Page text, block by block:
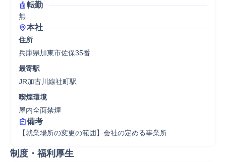
転勤
無
本社
住所
兵庫県加東市佐保35番
最寄駅
JR加古川線社町駅
喫煙環境
屋内全面禁煙
備考
【就業場所の変更の範囲】会社の定める事業所
制度・福利厚生